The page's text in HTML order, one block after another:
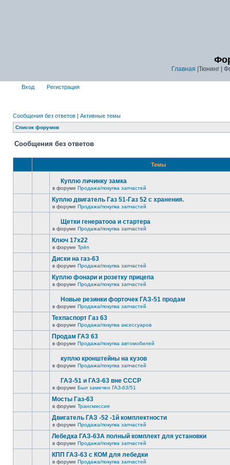
Главная |Тюнинг |
Вход Регистрация
Сообщения без ответов | Активные темы
Список форумов
Сообщения без ответов
Темы
Куплю личинку замка
в форуме Продажа/покупка запчастей
Куплю двигатель Газ 51-Газ 52 с хранения.
в форуме Продажа/покупка запчастей
Щетки генератооа и стартера
в форуме Продажа/покупка запчастей
Ключ 17х22
в форуме Трёп
Диски на газ-63
в форуме Продажа/покупка запчастей
Куплю фонари и розетку прицепа
в форуме Продажа/покупка запчастей
Новые резинки форточек ГАЗ-51 продам
в форуме Продажа/покупка запчастей
Техпаспорт Газ 63
в форуме Продажа/покупка аксессуаров
Продам ГАЗ 63
в форуме Продажа/покупка автомобилей
куплю кронштейны на кузов
в форуме Продажа/покупка запчастей
ГАЗ-51 и ГАЗ-63 вне СССР
в форуме Был замечен ГАЗ-63/51
Мосты Газ-63
в форуме Трансмиссия
Двигатель ГАЗ -52 -1й комплектности
в форуме Продажа/покупка запчастей
Лебедка ГАЗ-63А полный комплект для установки
в форуме Продажа/покупка запчастей
КПП ГАЗ-63 с КОМ для лебедки
в форуме Продажа/покупка запчастей